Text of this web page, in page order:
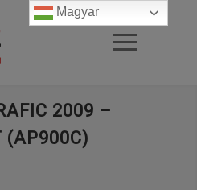
2009 –
(AP900C)
Magyar